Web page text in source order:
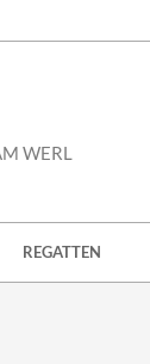
WERL
REGATTEN